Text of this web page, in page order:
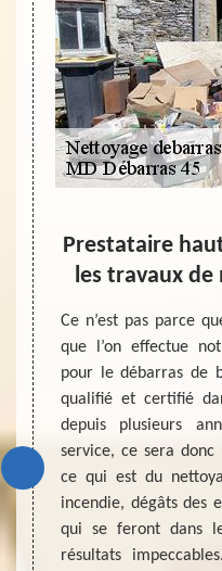
il
de
Pour
Un
à
et le
Prestataire
les travaux de
Ce n’est pas parce
que l’on effectue
pour le débarras de
qualifié et certifié
depuis plusieurs
service, ce sera donc
ce qui est du
incendie, dégâts des
qui se feront dans
résultats